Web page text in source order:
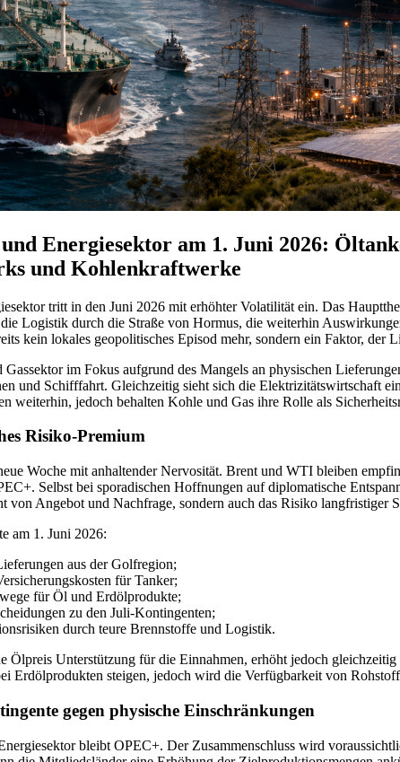
Energiesektor am 1. Juni 2026:
und Kohlenkraftwerke
tritt in den Juni 2026 mit erhöhter Volatilität ein. Das
Logistik durch die Straße von Hormus, die weiterhin
kein lokales geopolitisches Episod mehr, sondern ein Faktor,
im Fokus aufgrund des Mangels an physischen
und Schifffahrt. Gleichzeitig sieht sich die Elektrizitätswirtschaft
weiterhin, jedoch behalten Kohle und Gas ihre Rolle als
Risiko-Premium
Woche mit anhaltender Nervosität. Brent und WTI bleiben
Selbst bei sporadischen Hoffnungen auf diplomatische
von Angebot und Nachfrage, sondern auch das Risiko langfristiger
am 1. Juni 2026:
aus der Golfregion;
für Tanker;
für Öl und Erdölprodukte;
zu den Juli-Kontingenten;
durch teure Brennstoffe und Logistik.
Ölpreis Unterstützung für die Einnahmen, erhöht jedoch
Erdölprodukten steigen, jedoch wird die Verfügbarkeit von
gegen physische Einschränkungen
bleibt OPEC+. Der Zusammenschluss wird